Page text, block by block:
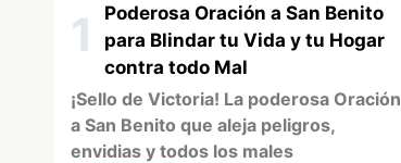
1
Poderosa Oración a San Benito
para Blindar tu Vida y tu Hogar
contra todo Mal
¡Sello de Victoria! La poderosa Oración
a San Benito que aleja peligros,
envidias y todos los males